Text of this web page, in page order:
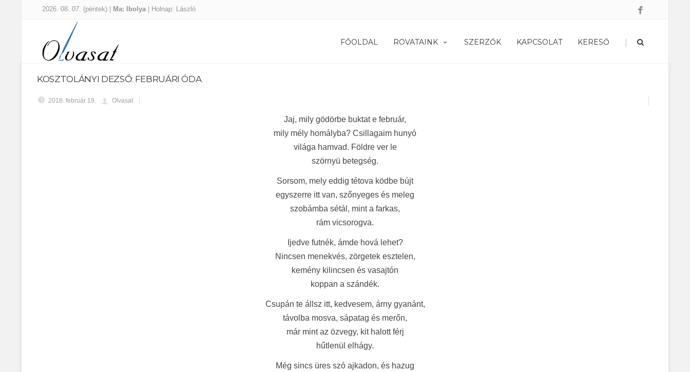
2026. 08. 07. (péntek) | Ma: Ibolya | Holnap: László
FŐOLDAL ROVATAINK SZERZŐK KAPCSOLAT KERESŐ |
KOSZTOLÁNYI DEZSŐ: FEBRUÁRI ÓDA
2018. február 19. Olvasat
Jaj, mily gödörbe buktat e február,
mily mély homályba? Csillagaim hunyó
világa hamvad. Földre ver le
szörnyü betegség.
Sorsom, mely eddig tétova ködbe bújt
egyszerre itt van, szőnyeges és meleg
szobámba sétál, mint a farkas,
rám vicsorogva.
Ijedve futnék, ámde hová lehet?
Nincsen menekvés, zörgetek esztelen,
kemény kilincsen és vasajtón
koppan a szándék.
Csupán te állsz itt, kedvesem, árny gyanánt,
távolba mosva, sápatag és merőn,
már mint az özvegy, kit halott férj
hűtlenül elhágy.
Még sincs üres szó ajkadon, és hazug